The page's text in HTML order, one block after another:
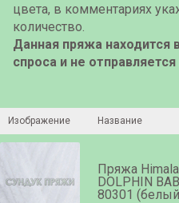
цвета, в комментариях
количество.
Данная пряжа находится
спроса и не
Изображение Название
Пряжа
DOLPHIN
80301